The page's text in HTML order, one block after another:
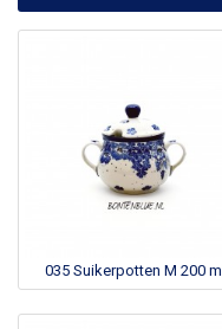
035 Suikerpotten M 200 ml